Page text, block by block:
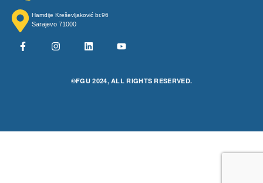
Hamdije Kreševljaković br.96
Sarajevo 71000
©FGU 2024, ALL RIGHTS RESERVED.